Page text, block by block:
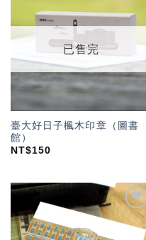
「願
望輕
已售完
臺大好日子楓木印章（圖書
館）
NT$150
加入
「願
望輕